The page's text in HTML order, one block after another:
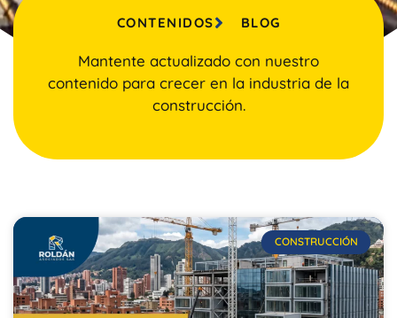
CONTENIDOS BLOG
Mantente actualizado con nuestro
contenido para crecer en la industria de la
construcción.
CONSTRUCCIÓN